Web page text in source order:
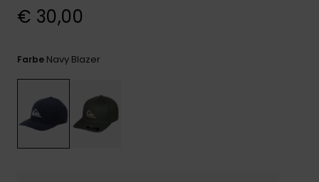
Fragen sowie
€ 30,00
Farbe Navy Blazer